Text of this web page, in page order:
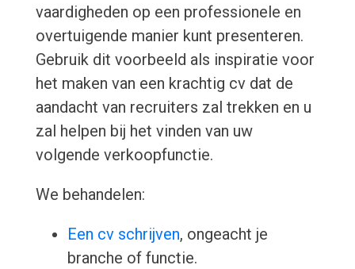
vaardigheden op een professionele en
overtuigende manier kunt presenteren.
Gebruik dit voorbeeld als inspiratie voor
het maken van een krachtig cv dat de
aandacht van recruiters zal trekken en u
zal helpen bij het vinden van uw
volgende verkoopfunctie.
We behandelen:
Een cv schrijven, ongeacht je
branche of functie.